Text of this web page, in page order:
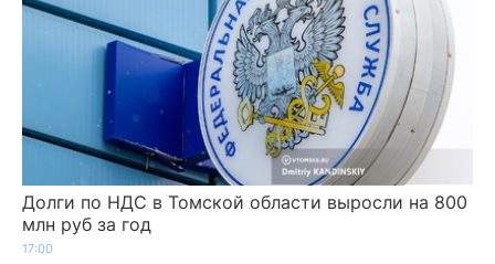
Долги по НДС в Томской области выросли на 800
млн руб за год
17:00